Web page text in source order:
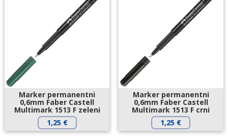
Marker permanentni
0,6mm Faber Castell
Multimark 1513 F zeleni
1,25 €
Marker permanentni
0,6mm Faber Castell
Multimark 1513 F crni
1,25 €